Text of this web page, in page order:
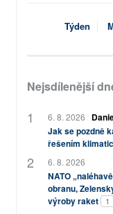
Týden
Nejsdílenější
6. 8. 2026
Jak se pozdně
řešením
6. 8. 2026
NATO
obranu,
výroby raket
1